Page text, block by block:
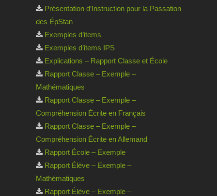
Présentation d’Instruction pour la Passation
des ÉpStan
Exemples d’items
Exemples d’items IPS
Explications – Rapport Classe et École
Rapport Classe – Exemple –
Mathématiques
Rapport Classe – Exemple –
Compréhension Écrite en Français
Rapport Classe – Exemple –
Compréhension Écrite en Allemand
Rapport École – Exemple
Rapport Élève – Exemple –
Mathématiques
Rapport Élève – Exemple –